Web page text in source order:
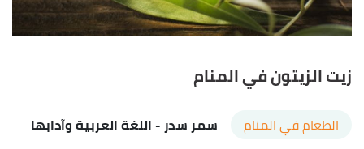
زيت الزيتون في المنام
الطعام في المنام سمر سدر- اللغة العربية وآدابها